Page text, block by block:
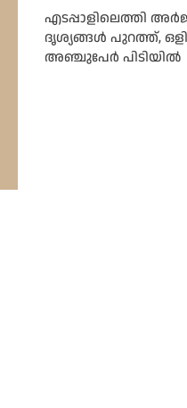
എടപ്പാളിലെത്തി
ദൃശ്യങ്ങൾ പുറത്ത്,
അഞ്ചുപേർ പിടിയിൽ